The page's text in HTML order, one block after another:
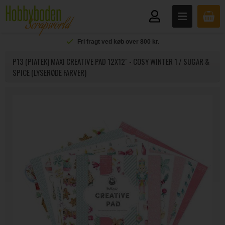
Fri fragt ved køb over 800 kr.
P13 (PIATEK) MAXI CREATIVE PAD 12X12" - COSY WINTER 1 / SUGAR &
SPICE (LYSERØDE FARVER)